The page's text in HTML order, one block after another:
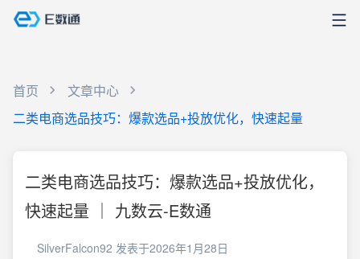
首页
文章中心
二类电商选品技巧：爆款选品+投放优化，快速起量
二类电商选品技巧：爆款选品+投放优化，
快速起量 ｜ 九数云-E数通
SilverFalcon92 发表于2026年1月28日